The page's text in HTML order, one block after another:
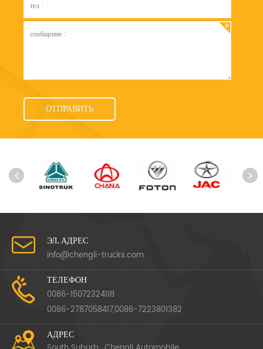
ЭЛ. АДРЕС
info@chengli-trucks.com
ТЕЛЕФОН
0086-15072324118
0086-2787058417,0086-7223801382
АДРЕС